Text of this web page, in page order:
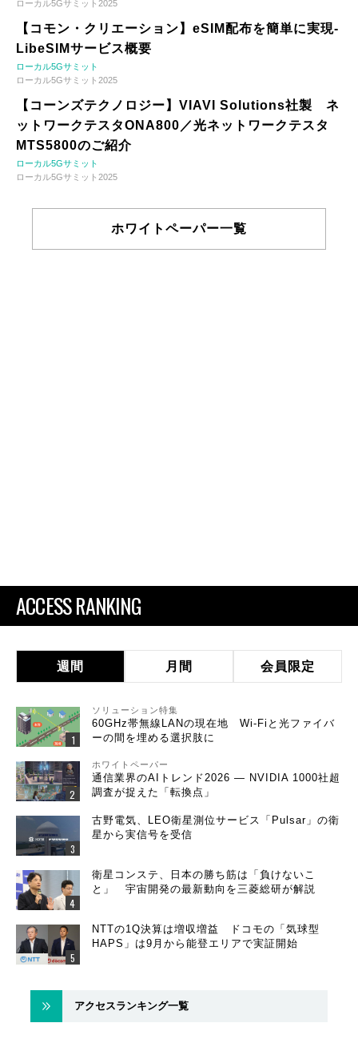
ローカル5Gサミット2025
【コモン・クリエーション】eSIM配布を簡単に実現-
LibeSIMサービス概要
ローカル5Gサミット
ローカル5Gサミット2025
【コーンズテクノロジー】VIAVI Solutions社製 ネ
ットワークテスタONA800／光ネットワークテスタ
MTS5800のご紹介
ローカル5Gサミット
ローカル5Gサミット2025
ホワイトペーパー一覧
ACCESS RANKING
週間 月間 会員限定
ソリューション特集
60GHz帯無線LANの現在地 Wi-Fiと光ファイバ
ーの間を埋める選択肢に
ホワイトペーパー
通信業界のAIトレンド2026 ― NVIDIA 1000社超
調査が捉えた「転換点」
古野電気、LEO衛星測位サービス「Pulsar」の衛
星から実信号を受信
衛星コンステ、日本の勝ち筋は「負けないこ
と」 宇宙開発の最新動向を三菱総研が解説
NTTの1Q決算は増収増益 ドコモの「気球型
HAPS」は9月から能登エリアで実証開始
アクセスランキング一覧